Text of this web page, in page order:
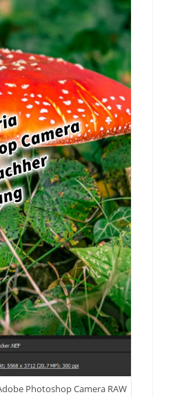
Photoshop Camera RAW